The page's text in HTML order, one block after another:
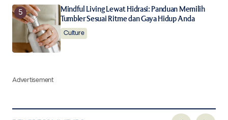
Mindful Living Lewat Hidrasi: Panduan Memilih
Tumbler Sesuai Ritme dan Gaya Hidup Anda
Culture
Advertisement